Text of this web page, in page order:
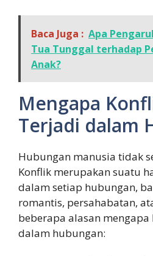
Baca Juga : Apa
Tua Tunggal terhadap
Anak?
Mengapa
Terjadi dalam
Hubungan manusia tidak
Konflik merupakan suatu
dalam setiap hubungan,
romantis, persahabatan,
beberapa alasan
dalam hubungan: